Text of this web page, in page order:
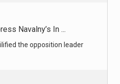
Navalny’s In ...
the opposition leader